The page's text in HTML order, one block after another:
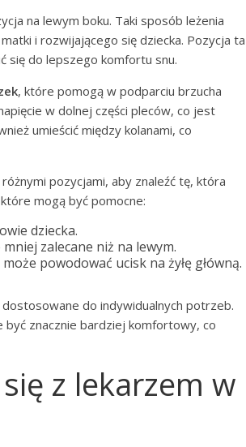
na lewym boku. Taki sposób leżenia
i rozwijającego się dziecka. Pozycja ta
się do lepszego komfortu snu.
, które pomogą w podparciu brzucha
w dolnej części pleców, co jest
umieścić między kolanami, co
pozycjami, aby znaleźć tę, która
mogą być pomocne:
dziecka.
zalecane niż na lewym.
powodować ucisk na żyłę główną.
do indywidualnych potrzeb.
być znacznie bardziej komfortowy, co
z lekarzem w